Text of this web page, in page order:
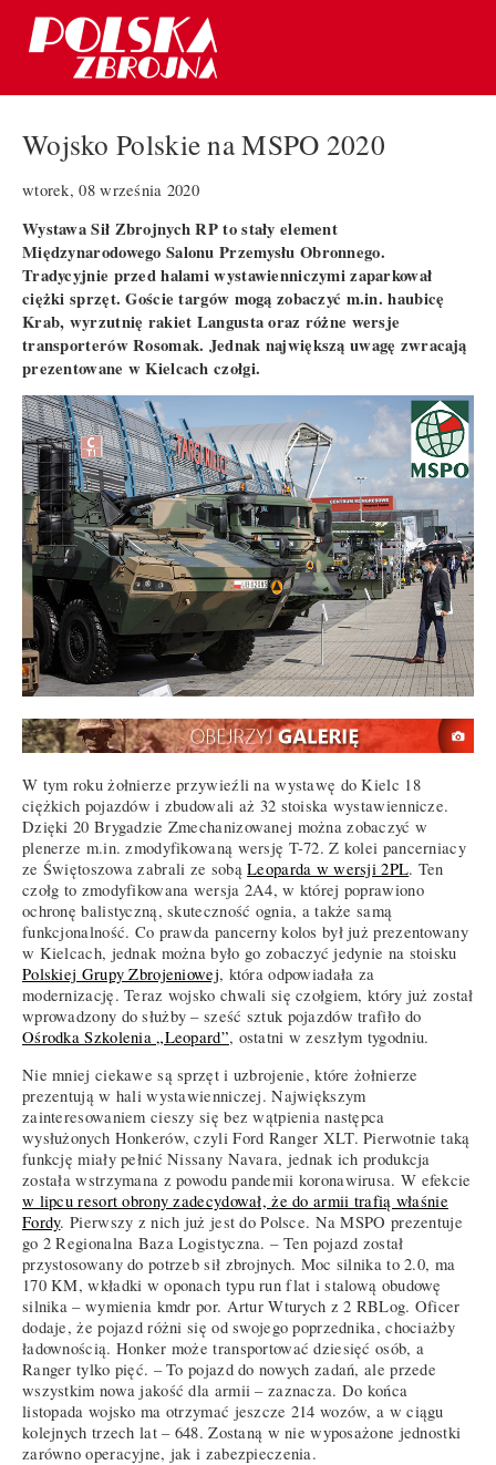
Wojsko Polskie na MSPO 2020
wtorek, 08 września 2020
Wystawa Sił Zbrojnych RP to stały element
Międzynarodowego Salonu Przemysłu Obronnego.
Tradycyjnie przed halami wystawienniczymi zaparkował
ciężki sprzęt. Goście targów mogą zobaczyć m.in. haubicę
Krab, wyrzutnię rakiet Langusta oraz różne wersje
transporterów Rosomak. Jednak największą uwagę zwracają
prezentowane w Kielcach czołgi.
W tym roku żołnierze przywieźli na wystawę do Kielc 18
ciężkich pojazdów i zbudowali aż 32 stoiska wystawiennicze.
Dzięki 20 Brygadzie Zmechanizowanej można zobaczyć w
plenerze m.in. zmodyfikowaną wersję T-72. Z kolei pancerniacy
ze Świętoszowa zabrali ze sobąLeoparda w wersji 2PL. Ten
czołg to zmodyfikowana wersja 2A4, w której poprawiono
ochronę balistyczną, skuteczność ognia, a także samą
funkcjonalność. Co prawda pancerny kolos był już prezentowany
w Kielcach, jednak można było go zobaczyć jedynie na stoisku
Polskiej Grupy Zbrojeniowej, która odpowiadała za
modernizację. Teraz wojsko chwali się czołgiem, który już został
wprowadzony do służby – sześć sztuk pojazdów trafiło do
Ośrodka Szkolenia „Leopard”, ostatni w zeszłym tygodniu.
Nie mniej ciekawe są sprzęt i uzbrojenie, które żołnierze
prezentują w hali wystawienniczej. Największym
zainteresowaniem cieszy się bez wątpienia następca
wysłużonych Honkerów, czyli Ford Ranger XLT. Pierwotnie taką
funkcję miały pełnić Nissany Navara, jednak ich produkcja
została wstrzymana z powodu pandemii koronawirusa. W efekcie
w lipcu resort obrony zadecydował, że do armii trafią właśnie
Fordy. Pierwszy z nich już jest do Polsce. Na MSPO prezentuje
go 2 Regionalna Baza Logistyczna. – Ten pojazd został
przystosowany do potrzeb sił zbrojnych. Moc silnika to 2.0, ma
170 KM, wkładki w oponach typu run flat i stalową obudowę
silnika – wymienia kmdr por. Artur Wturych z 2 RBLog. Oficer
dodaje, że pojazd różni się od swojego poprzednika, chociażby
ładownością. Honker może transportować dziesięć osób, a
Ranger tylko pięć. – To pojazd do nowych zadań, ale przede
wszystkim nowa jakość dla armii – zaznacza. Do końca
listopada wojsko ma otrzymać jeszcze 214 wozów, a w ciągu
kolejnych trzech lat – 648. Zostaną w nie wyposażone jednostki
zarówno operacyjne, jak i zabezpieczenia.